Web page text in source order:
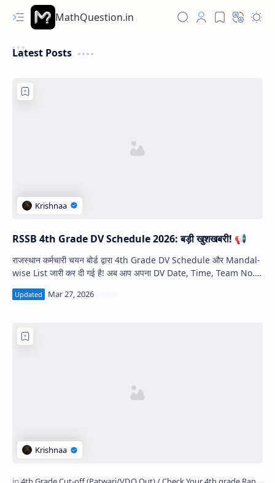
MathQuestion.in
Hidden Menu
Hidden Menu
Latest Posts
RSSB 4th Grade DV Schedule 2026: बड़ी खुशखबरी! 📢
राजस्थान कर्मचारी चयन बोर्ड द्वारा 4th Grade DV Schedule और Mandal-
wise List जारी कर दी गई है! अब आप अपना DV Date, Time, Team No.